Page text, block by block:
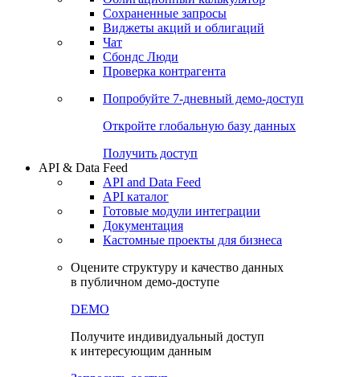
Сохраненные запросы
Виджеты акций и облигаций
Чат
Сбондс Люди
Проверка контрагента
Попробуйте 7-дневный демо-доступ
Откройте глобальную базу данных
Получить доступ
API & Data Feed
API and Data Feed
API каталог
Готовые модули интеграции
Документация
Кастомные проекты для бизнеса
Оцените структуру и качество данных
в публичном демо-доступе
DEMO
Получите индивидуальный доступ
к интересующим данным